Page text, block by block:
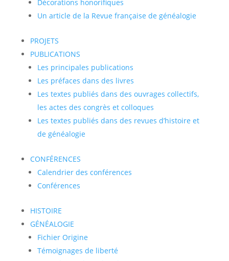
Décorations honorifiques
Un article de la Revue française de généalogie
PROJETS
PUBLICATIONS
Les principales publications
Les préfaces dans des livres
Les textes publiés dans des ouvrages collectifs,
les actes des congrès et colloques
Les textes publiés dans des revues d’histoire et
de généalogie
CONFÉRENCES
Calendrier des conférences
Conférences
HISTOIRE
GÉNÉALOGIE
Fichier Origine
Témoignages de liberté